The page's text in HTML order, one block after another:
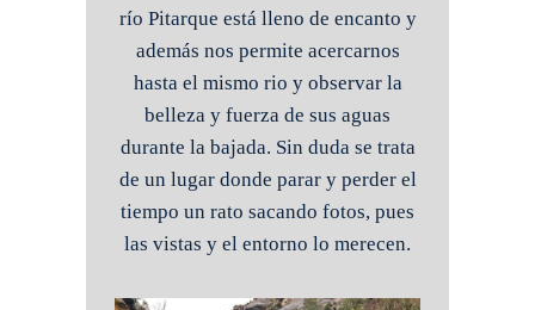
río Pitarque está lleno de encanto y
además nos permite acercarnos
hasta el mismo rio y observar la
belleza y fuerza de sus aguas
durante la bajada. Sin duda se trata
de un lugar donde parar y perder el
tiempo un rato sacando fotos, pues
las vistas y el entorno lo merecen.